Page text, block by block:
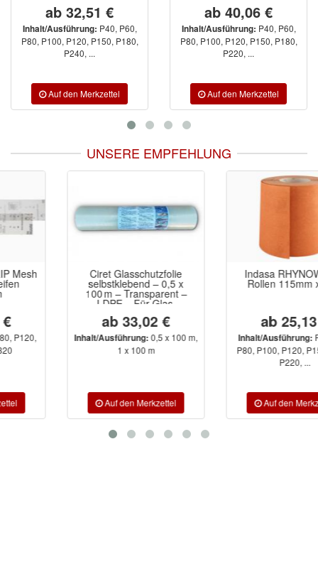
ab 32,51 €
Inhalt/Ausführung: P40, P60,
P80, P100, P120, P150, P180,
P240, ...
ab 40,06 €
Inhalt/Ausführung: P40, P60,
P80, P100, P120, P150, P180,
P220, ...
UNSERE EMPFEHLUNG
Ciret Glasschutzfolie
selbstklebend – 0,5 x
100 m – Transparent –
LDPE – Für Glas,
Kunststoff & empfindliche
Oberflächen
ab 33,02 €
Inhalt/Ausführung:0,5 x 100 m,
Indasa RHYNOWOOD
Rollen 115mm x 50m
ab 25,13 €
Inhalt/Ausführung:P40, P60,
P80, P100, P120, P150, P180,